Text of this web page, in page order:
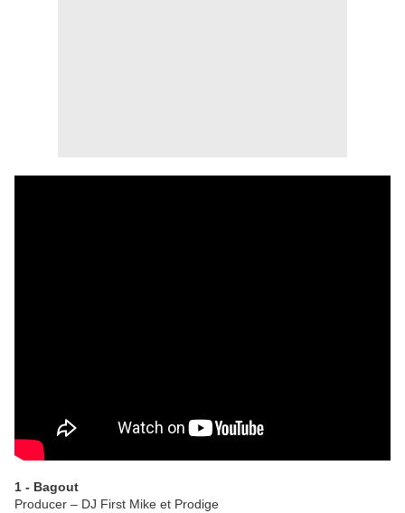
1 - Bagout
Producer – DJ First Mike et Prodige